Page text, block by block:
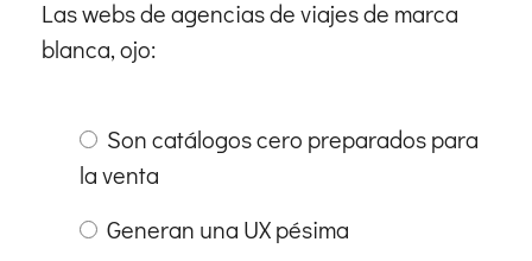
Las webs de agencias de viajes de marca
blanca, ojo:
Son catálogos cero preparados para
la venta
Generan una UX pésima